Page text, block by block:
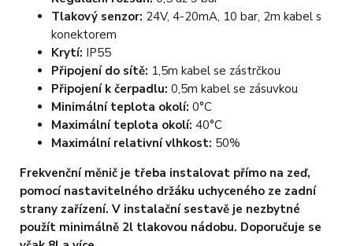
Tlakový senzor: 24V, 4-20mA, 10 bar, 2m kabel s
konektorem
Krytí: IP55
Připojení do sítě: 1,5m kabel se zástrčkou
Připojení k čerpadlu: 0,5m kabel se zásuvkou
Minimální teplota okolí: 0°C
Maximální teplota okolí:40°C
Maximální relativní vlhkost: 50%
Frekvenční měnič je třeba instalovat přímo na zeď,
pomocí nastavitelného držáku uchyceného ze zadní
strany zařízení. V instalační sestavě je nezbytné
použít minimálně 2l tlakovou nádobu. Doporučuje se